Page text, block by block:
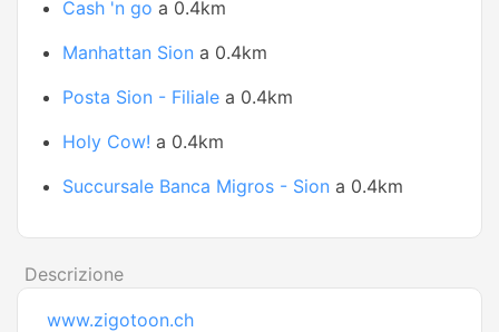
Cash 'n go a 0.4km
Manhattan Sion a 0.4km
Posta Sion - Filiale a 0.4km
Holy Cow! a 0.4km
Succursale Banca Migros - Sion a 0.4km
Descrizione
www.zigotoon.ch